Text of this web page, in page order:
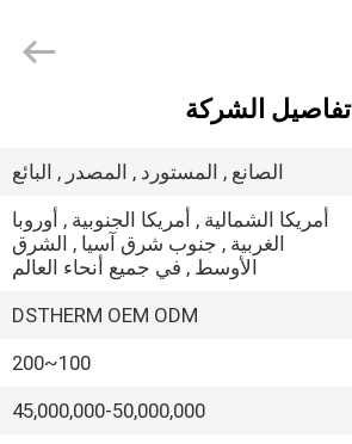
تفاصيل الشركة
الصانع , المستورد , المصدر , البائع
أمريكا الشمالية , أمريكا الجنوبية , أوروبا
الغربية , جنوب شرق آسيا , الشرق
الأوسط , في جميع أنحاء العالم
DSTHERM OEM ODM
100~200
45,000,000-50,000,000